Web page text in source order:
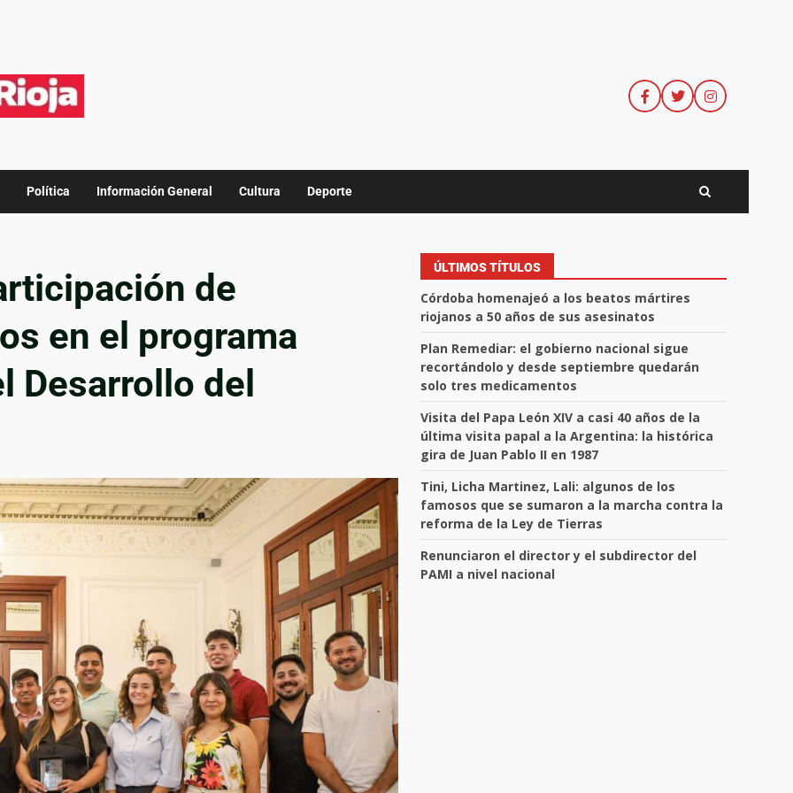
Política Información General Cultura Deporte
de
en el programa
Desarrollo del
ÚLTIMOS TÍTULOS
Córdoba homenajeó a los beatos mártires
riojanos a 50 años de sus asesinatos
Plan Remediar: el gobierno nacional sigue
recortándolo y desde septiembre quedarán
solo tres medicamentos
Visita del Papa León XIV a casi 40 años de la
última visita papal a la Argentina: la histórica
gira de Juan Pablo II en 1987
Tini, Licha Martinez, Lali: algunos de los
famosos que se sumaron a la marcha contra la
reforma de la Ley de Tierras
Renunciaron el director y el subdirector del
PAMI a nivel nacional